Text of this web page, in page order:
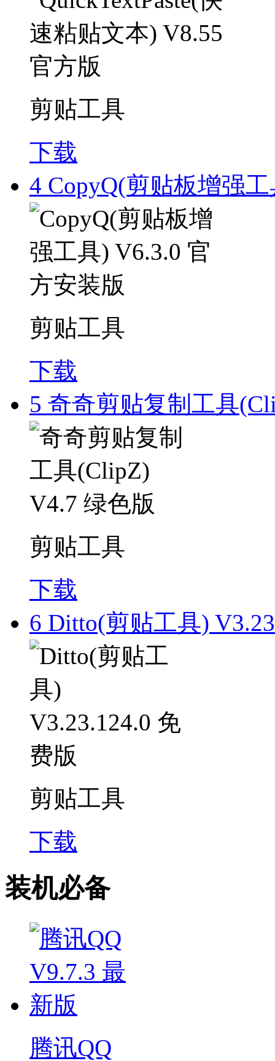
剪贴工具
下载
4 CopyQ(剪贴板增强
剪贴工具
下载
5 奇奇剪贴复制工具
剪贴工具
下载
6 Ditto(剪贴工具)
剪贴工具
下载
装机必备
腾讯QQ